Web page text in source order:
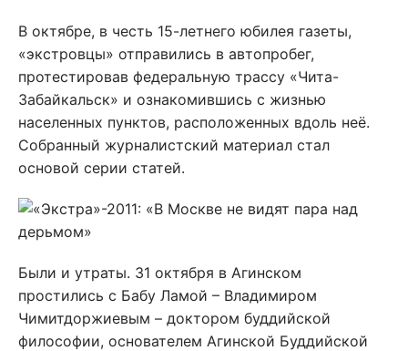
В октябре, в честь 15-летнего юбилея газеты,
«экстровцы» отправились в автопробег,
протестировав федеральную трассу «Чита-
Забайкальск» и ознакомившись с жизнью
населенных пунктов, расположенных вдоль неё.
Собранный журналистский материал стал
основой серии статей.
Были и утраты. 31 октября в Агинском
простились с Бабу Ламой – Владимиром
Чимитдоржиевым – доктором буддийской
философии, основателем Агинской Буддийской